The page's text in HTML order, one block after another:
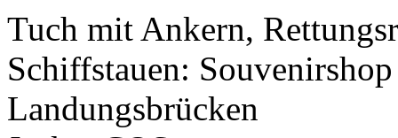
Tuch mit Ankern,
Schiffstauen:
Landungsbrücken